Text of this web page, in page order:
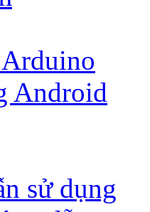
Android
sử dụng